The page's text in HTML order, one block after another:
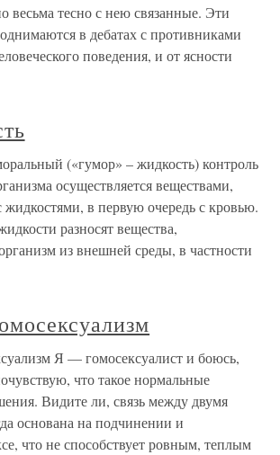
весьма тесно с нею связанные. Эти
в дебатах с противниками
поведения, и от ясности
(«гумор» – жидкость) контроль
осуществляется веществами,
в первую очередь с кровью.
разносят вещества,
из внешней среды, в частности
Я — гомосексуалист и боюсь,
что такое нормальные
Видите ли, связь между двумя
основана на подчинении и
что не способствует ровным, теплым